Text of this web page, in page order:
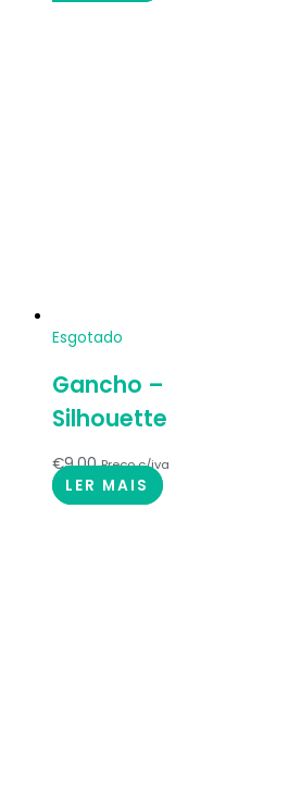
Esgotado
Gancho –
Silhouette
€9.00 Preço c/iva
LER MAIS